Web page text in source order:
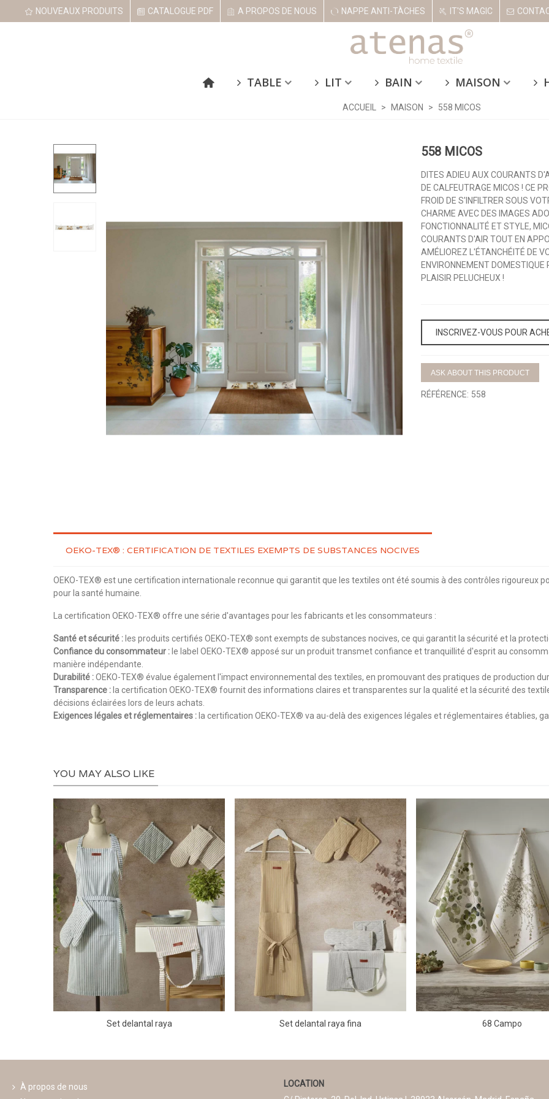
NOUVEAUX PRODUITS CATALOGUE PDF A PROPOS DE NOUS NAPPE ANTI-TÀCHES IT'S MAGIC
TABLE LIT BAIN MAISON
ACCUEIL > MAISON > 558 MICOS
558 MICOS
DITES ADIEU AUX COURANTS
DE CALFEUTRAGE MICOS ! CE
FROID DE S'INFILTRER SOUS
CHARME AVEC DES IMAGES
FONCTIONNALITÉ ET STYLE,
COURANTS D'AIR TOUT EN
AMÉLIOREZ L'ÉTANCHÉITÉ DE
ENVIRONNEMENT
PLAISIR PELUCHEUX !
INSCRIVEZ-VOUS POUR
ASK ABOUT THIS PRODUCT
RÉFÉRENCE: 558
OEKO-TEX® : CERTIFICATION DE TEXTILES EXEMPTS DE SUBSTANCES NOCIVES
OEKO-TEX® est une certification internationale reconnue qui garantit que les textiles ont été soumis à des contrôles rigoureux
pour la santé humaine.
La certification OEKO-TEX® offre une série d'avantages pour les fabricants et les consommateurs :
Santé et sécurité : les produits certifiés OEKO-TEX® sont exempts de substances nocives, ce qui garantit la sécurité et la
Confiance du consommateur : le label OEKO-TEX® apposé sur un produit transmet confiance et tranquillité d'esprit au
manière indépendante.
Durabilité :OEKO-TEX® évalue également l'impact environnemental des textiles, en promouvant des pratiques de production
Transparence : la certification OEKO-TEX® fournit des informations claires et transparentes sur la qualité et la sécurité des
décisions éclairées lors de leurs achats.
Exigences légales et réglementaires : la certification OEKO-TEX® va au-delà des exigences légales et réglementaires établies,
YOU MAY ALSO LIKE
Set delantal raya Set delantal raya fina 68 Campo
À propos de nous
LOCATION